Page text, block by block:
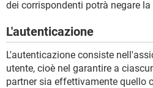
dei corrispondenti potrà negare
L'autenticazione
L'autenticazione consiste
utente, cioè nel garantire a
partner sia effettivamente quello